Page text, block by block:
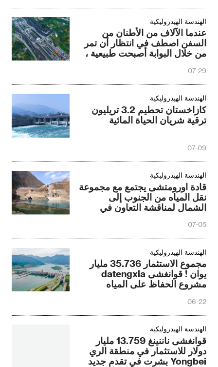
الهندسة الهيدروليكية
عندما الآلاف من الأطنان من
السفن اصطف في انتظار أن تمر
من خلال البوابة أصبحت طبيعية ،
اليانغتسى .
07-29
الهندسة الهيدروليكية
كازاخستان تحطيم 3.2 تريليون
ترقية شريان الحياة المائية
07-09
الهندسة الهيدروليكية
قادة اورومتشى يجتمع مع مجموعة
نقل المياه من الجنوب إلى
الشمال لمناقشة التعاون في
07-05
الهندسة الهيدروليكية
مجموع الاستثمار 35.736 مليار
يوان ! قوانغشى datengxia
مشروع الحفاظ على المياه
06-22
الهندسة الهيدروليكية
قوانغشى ناننينغ 13.759 مليار
دولار للاستثمار في منطقة الري
Yongbei بشرت في تقدم جديد